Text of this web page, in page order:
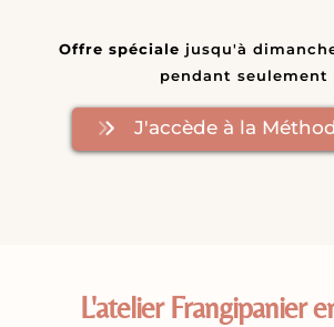
Offre spéciale jusqu'à
pendant seulement
J'accède à la
L'atelier Frangipanier